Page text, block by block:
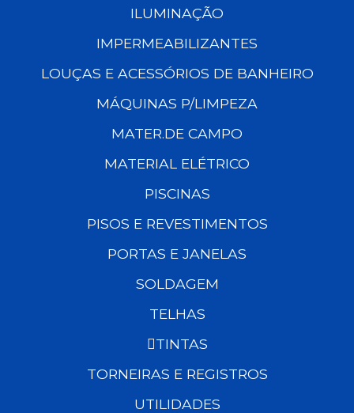
ILUMINAÇÃO
IMPERMEABILIZANTES
LOUÇAS E ACESSÓRIOS DE BANHEIRO
MÁQUINAS P/LIMPEZA
MATER.DE CAMPO
MATERIAL ELÉTRICO
PISCINAS
PISOS E REVESTIMENTOS
PORTAS E JANELAS
SOLDAGEM
TELHAS
TINTAS
TORNEIRAS E REGISTROS
UTILIDADES